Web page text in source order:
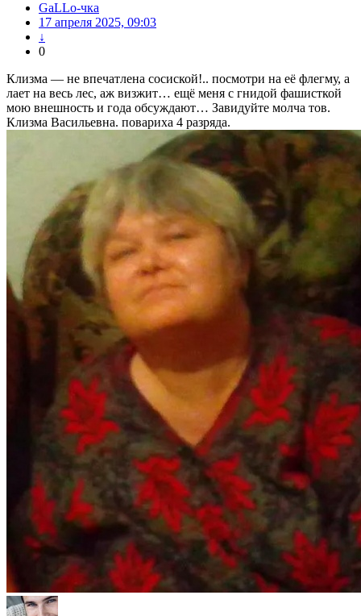
GaLLo-чка
17 апреля 2025, 09:03
↓
0
Клизма — не впечатлена сосиской!.. посмотри на её флегму, а
лает на весь лес, аж визжит… ещё меня с гнидой фашисткой
мою внешность и года обсуждают… Завидуйте молча тов.
Клизма Васильевна. повариха 4 разряда.